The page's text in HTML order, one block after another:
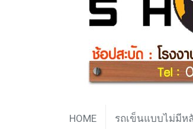
HOME รถเข็นแบบไม่มีห